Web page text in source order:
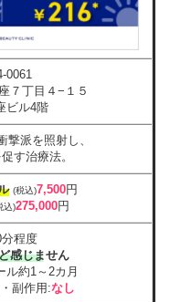
0061
７丁目４−１５
ビル4階
撃派を照射し、
す治療法。
(税込)7,500円
込)275,000円
程度
感じません
ル約1～2カ月
副作用:なし